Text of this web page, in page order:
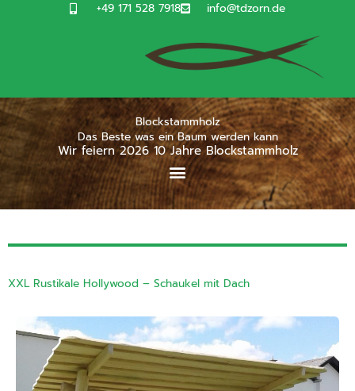
+49 171 528 7918 info@tdzorn.de
Blockstammholz
Das Beste was ein Baum werden kann
Wir feiern 2026 10 Jahre Blockstammholz
XXL Rustikale Hollywood – Schaukel mit Dach